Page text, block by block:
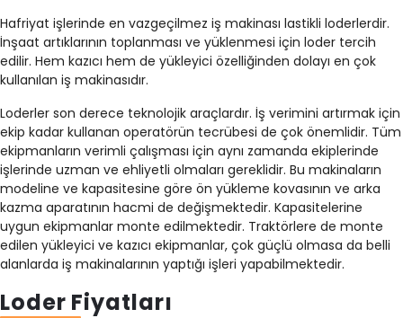
Hafriyat işlerinde en vazgeçilmez iş makinası lastikli loderlerdir.
İnşaat artıklarının toplanması ve yüklenmesi için loder tercih
edilir. Hem kazıcı hem de yükleyici özelliğinden dolayı en çok
kullanılan iş makinasıdır.
Loderler son derece teknolojik araçlardır. İş verimini artırmak için
ekip kadar kullanan operatörün tecrübesi de çok önemlidir. Tüm
ekipmanların verimli çalışması için aynı zamanda ekiplerinde
işlerinde uzman ve ehliyetli olmaları gereklidir. Bu makinaların
modeline ve kapasitesine göre ön yükleme kovasının ve arka
kazma aparatının hacmi de değişmektedir. Kapasitelerine
uygun ekipmanlar monte edilmektedir. Traktörlere de monte
edilen yükleyici ve kazıcı ekipmanlar, çok güçlü olmasa da belli
alanlarda iş makinalarının yaptığı işleri yapabilmektedir.
Loder Fiyatları